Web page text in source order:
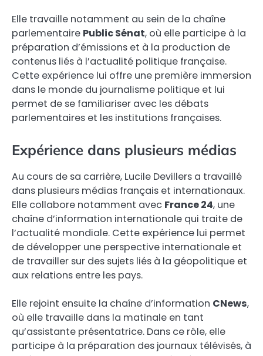
Elle travaille notamment au sein de la chaîne
parlementaire Public Sénat, où elle participe à la
préparation d’émissions et à la production de
contenus liés à l’actualité politique française.
Cette expérience lui offre une première immersion
dans le monde du journalisme politique et lui
permet de se familiariser avec les débats
parlementaires et les institutions françaises.
Expérience dans plusieurs médias
Au cours de sa carrière, Lucile Devillers a travaillé
dans plusieurs médias français et internationaux.
Elle collabore notamment avec France 24, une
chaîne d’information internationale qui traite de
l’actualité mondiale. Cette expérience lui permet
de développer une perspective internationale et
de travailler sur des sujets liés à la géopolitique et
aux relations entre les pays.
Elle rejoint ensuite la chaîne d’information CNews,
où elle travaille dans la matinale en tant
qu’assistante présentatrice. Dans ce rôle, elle
participe à la préparation des journaux télévisés, à